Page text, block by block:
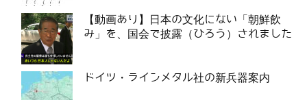
【動画あり】日本の文化にない「朝鮮飲
み」を、国会で披露（ひろう）されました
ドイツ・ラインメタル社の新兵器案内